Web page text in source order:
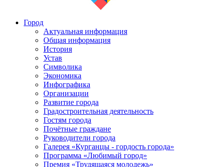
Город
Актуальная информация
Общая информация
История
Устав
Символика
Экономика
Инфографика
Организации
Развитие города
Градостроительная деятельность
Гостям города
Почётные граждане
Руководители города
Галерея «Курганцы - гордость города»
Программа «Любимый город»
Премия «Трудящаяся молодежь»